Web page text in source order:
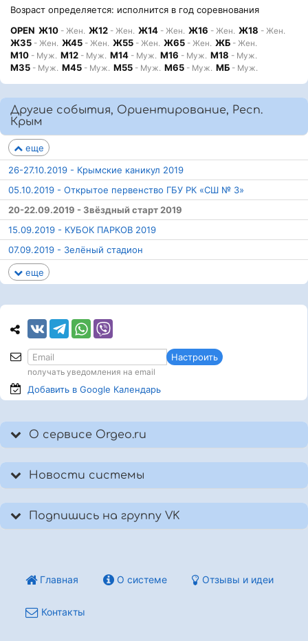
Возраст определяется: исполнится в год соревнования
OPEN Ж10 - Жен. Ж12 - Жен. Ж14 - Жен. Ж16 - Жен. Ж18 - Жен.
Ж35 - Жен. Ж45 - Жен. Ж55 - Жен. Ж65 - Жен. ЖБ - Жен.
М10 - Муж. М12 - Муж. М14 - Муж. М16 - Муж. М18 - Муж.
М35 - Муж. М45 - Муж. М55 - Муж. М65 - Муж. МБ - Муж.
Другие события, Ориентирование, Респ.
Крым
еще
26-27.10.2019 - Крымские каникул 2019
05.10.2019 - Открытое первенство ГБУ РК «СШ № 3»
20-22.09.2019 - Звёздный старт 2019
15.09.2019 - КУБОК ПАРКОВ 2019
07.09.2019 - Зелёный стадион
еще
Настроить
получать уведомления на email
Добавить в Google Календарь
О сервисе Orgeo.ru
Новости системы
Подпишись на группу VK
Главная О системе Отзывы и идеи
Контакты